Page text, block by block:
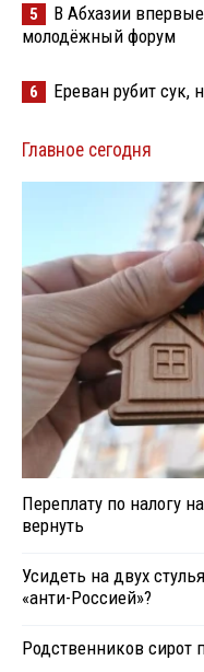
5
В Абхазии
молодёжный форум
6 Ереван рубит сук,
Главное сегодня
Переплату по налогу
вернуть
Усидеть на двух
«анти-Россией»?
Родственников сирот